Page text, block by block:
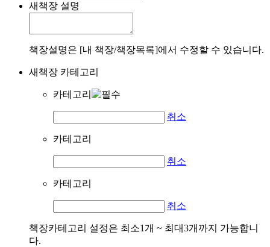
새책장 설명
책장설명은 [내 책장/책장목록]에서 수정할 수 있습니다.
새책장 카테고리
카테고리
취소
카테고리
취소
카테고리
취소
책장카테고리 설정은 최소1개 ~ 최대3개까지 가능합니
다.